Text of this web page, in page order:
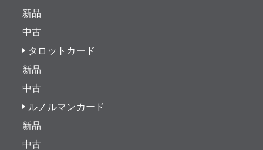
新品
中古
タロットカード
新品
中古
ルノルマンカード
新品
中古